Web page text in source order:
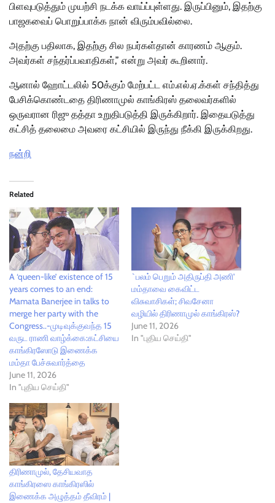
பிளவுபடுத்தும் முயற்சி நடக்க வாய்ப்புள்ளது. இருப்பினும், இதற்கு
பாஜகவைப் பொறுப்பாக்க நான் விரும்பவில்லை.
அதற்கு பதிலாக, இதற்கு சில நபர்கள்தான் காரணம் ஆகும்.
அவர்கள் சந்தர்ப்பவாதிகள்,” என்று அவர் கூறினார்.
ஆனால் ஹோட்டலில் 50க்கும் மேற்பட்ட எம்.எல்.ஏ.க்கள் சந்தித்து
பேசிக்கொண்டதை திரிணாமுல் காங்கிரஸ் தலைவர்களில்
ஒருவரான ரிஜு தத்தா உறுதிபடுத்தி இருக்கிறார். இதையடுத்து
கட்சித் தலைமை அவரை கட்சியில் இருந்து நீக்கி இருக்கிறது.
நன்றி
Related
A ‘queen-like’ existence of 15
years comes to an end:
Mamata Banerjee in talks to
merge her party with the
Congress..-முடிவுக்குவந்த 15
வருட ராணி வாழ்க்கை:கட்சியை
காங்கிரஸோடு இணைக்க
மம்தா பேச்சுவார்த்தை
June 11, 2026
In "புதிய செய்தி"
`பலம் பெறும் அதிருப்தி அணி'
மம்தாவை கைவிட்ட
விசுவாசிகள்; சிவசேனா
வழியில் திரிணாமுல் காங்கிரஸ்?
June 11, 2026
In "புதிய செய்தி"
திரிணாமுல், தேசியவாத
காங்கிரஸை காங்கிரஸில்
இணைக்க அழுத்தம் தீவிரம் |